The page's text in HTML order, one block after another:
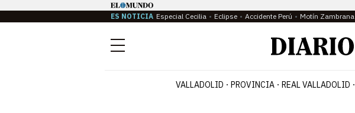
ES NOTICIA Especial Cecilia Eclipse Accidente Perú Motín Zambrana
Menú
VALLADOLID PROVINCIA REAL VALLADOLID